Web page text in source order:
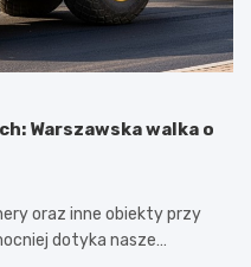
Warszawska walka o
oraz inne obiekty przy
dotyka nasze…